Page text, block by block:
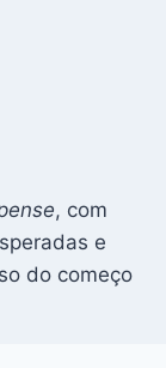
, com
e
do começo